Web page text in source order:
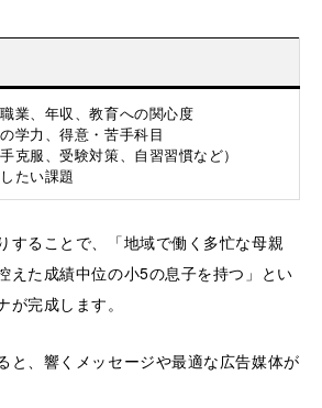
業、年収、教育への関心度
学力、得意・苦手科目
克服、受験対策、自習習慣など）
たい課題
することで、「地域で働く多忙な母親
えた成績中位の小5の息子を持つ」とい
が完成します。
と、響くメッセージや最適な広告媒体が